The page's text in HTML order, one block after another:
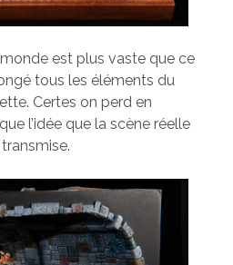
est plus vaste que ce
tous les éléments du
Certes on perd en
l’idée que la scène réelle